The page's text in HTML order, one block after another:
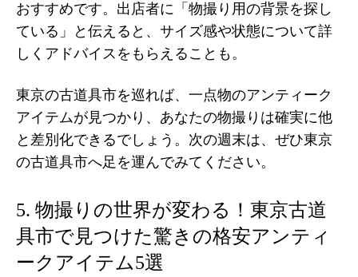
おすすめです。出店者に「物撮り用の背景を探し
ている」と伝えると、サイズ感や状態について詳
しくアドバイスをもらえることも。
東京の古道具市を巡れば、一点物のアンティーク
アイテムが見つかり、あなたの物撮りは確実に他
と差別化できるでしょう。次の週末は、ぜひ東京
の古道具市へ足を運んでみてください。
5. 物撮りの世界が変わる！東京古道
具市で見つけた驚きの格安アンティ
ークアイテム5選